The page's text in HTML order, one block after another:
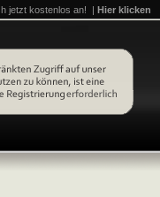
jetzt kostenlos an! | Hier klicken